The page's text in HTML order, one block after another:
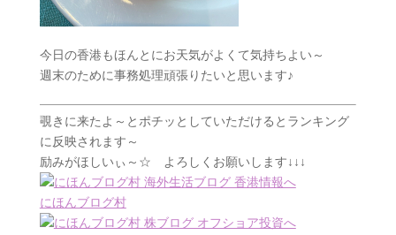
今日の香港もほんとにお天気がよくて気持ちよい～
週末のために事務処理頑張りたいと思います♪
覗きに来たよ～とポチッとしていただけるとランキング
に反映されます～
励みがほしいぃ～☆ よろしくお願いします↓↓↓
にほんブログ村